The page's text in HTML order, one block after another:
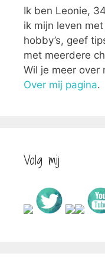
Ik ben Leonie,
ik mijn leven
hobby’s, geef
met meerdere
Wil je meer over
Over mij pagina.
Volg mij